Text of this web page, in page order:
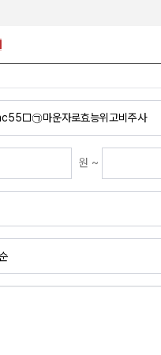
원 ~